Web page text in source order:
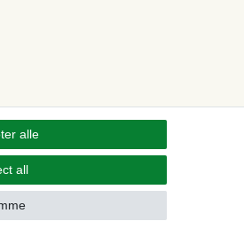
alle
all